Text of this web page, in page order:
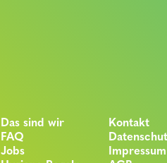
Das sind wir
FAQ
Jobs
Kontakt
Impressum